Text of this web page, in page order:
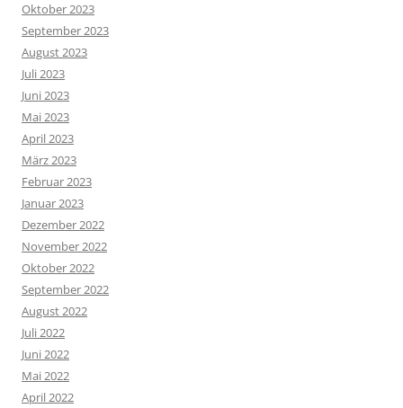
Oktober 2023
September 2023
August 2023
Juli 2023
Juni 2023
Mai 2023
April 2023
März 2023
Februar 2023
Januar 2023
Dezember 2022
November 2022
Oktober 2022
September 2022
August 2022
Juli 2022
Juni 2022
Mai 2022
April 2022